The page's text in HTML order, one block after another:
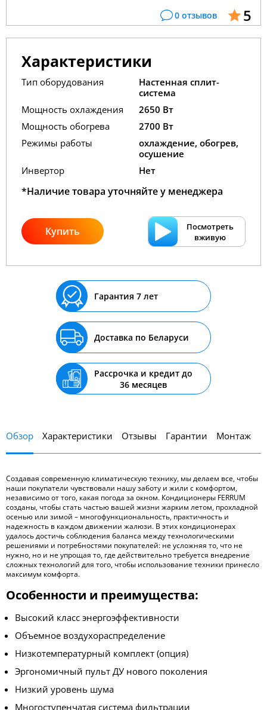
0 отзывов 5
Характеристики
Тип оборудования
Настенная сплит-
система
Мощность охлаждения
2650 Вт
Мощность обогрева
2700 Вт
Режимы работы
охлаждение, обогрев,
осушение
Инвертор
Нет
*Наличие товара уточняйте у менеджера
Купить
Посмотреть
вживую
Гарантия 7 лет
Доставка по Беларуси
Рассрочка и кредит до
36 месяцев
Обзор Характеристики Отзывы Гарантии Монтаж
Создавая современную климатическую технику, мы делаем все, чтобы
наши покупатели чувствовали нашу заботу и жили с комфортом,
независимо от того, какая погода за окном. Кондиционеры FERRUM
созданы, чтобы стать частью вашей жизни жарким летом, прохладной
осенью или зимой – многофункциональность, практичность и
надежность в каждом движении жалюзи. В этих кондиционерах
удалось достичь соблюдения баланса между технологическими
решениями и потребностями покупателей: не усложняя то, что не
нужно, но и не упрощая то, где действительно требуется внедрение
сложных технологий для того, чтобы использование техники принесло
максимум комфорта.
Особенности и преимущества:
Высокий класс энергоэффективности
Объемное воздухораспределение
Низкотемпературный комплект (опция)
Эргономичный пульт ДУ нового поколения
Низкий уровень шума
Многоступенчатая система фильтрации